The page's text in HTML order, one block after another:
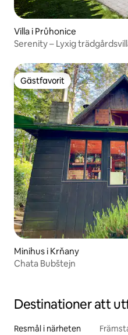
Villa i Průhonice
Serenity – Lyxig
Gästfavorit
Gästfavorit
Minihus i Krňany
Chata Bubštejn
Destinationer att
Resmål i närheten